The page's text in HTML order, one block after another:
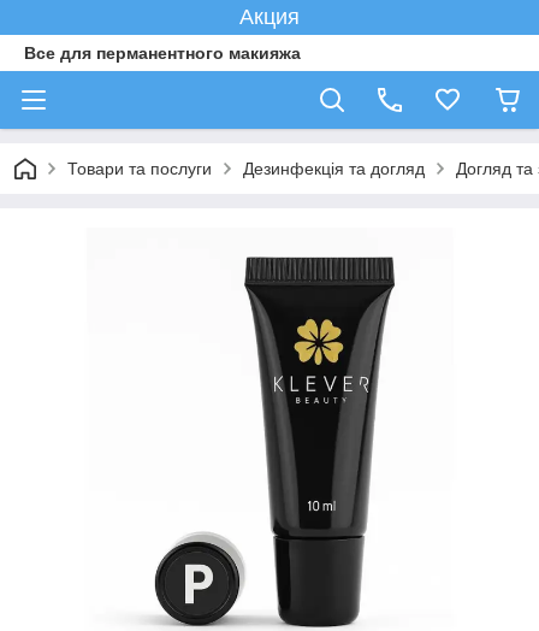
Акция
Все для перманентного макияжа
Товари та послуги Дезинфекція та догляд Догляд та